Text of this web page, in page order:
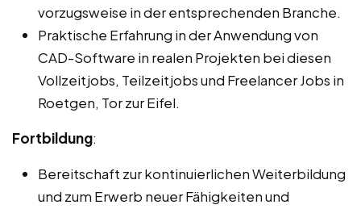
vorzugsweise in der entsprechenden Branche.
Praktische Erfahrung in der Anwendung von
CAD-Software in realen Projekten bei diesen
Vollzeitjobs, Teilzeitjobs und Freelancer Jobs in
Roetgen, Tor zur Eifel.
Fortbildung:
Bereitschaft zur kontinuierlichen Weiterbildung
und zum Erwerb neuer Fähigkeiten und